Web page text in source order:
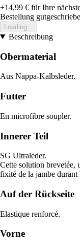
+14,99 € für Ihre
Bestellung
Loading...
Beschreibung
Obermaterial
Aus Nappa-Kalbsleder.
Futter
En microfibre soupler.
Innerer Teil
SG Ultraleder.
Cette solution brevetée,
fixité de la jambe durant
Auf der Rückseite
Elastique renforcé.
Vorne